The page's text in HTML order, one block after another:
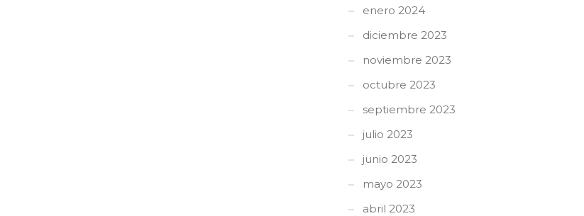
enero 2024
diciembre 2023
noviembre 2023
octubre 2023
septiembre 2023
julio 2023
junio 2023
mayo 2023
abril 2023